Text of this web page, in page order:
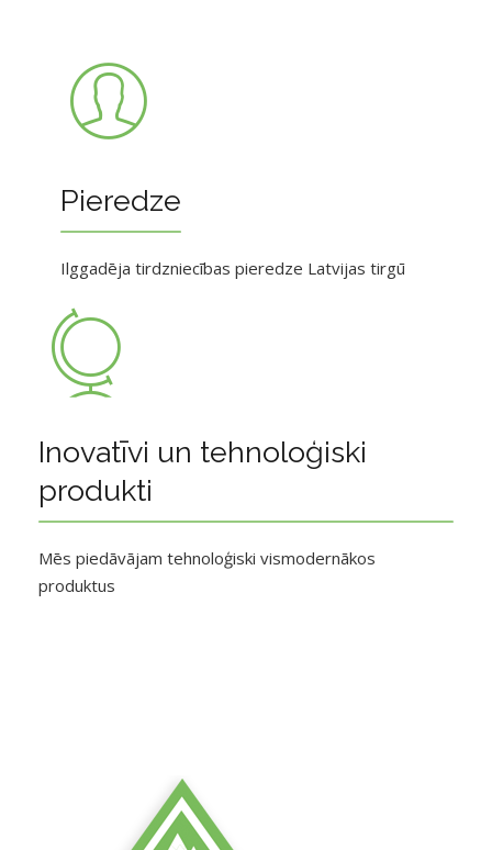
Pieredze
Ilggadēja tirdzniecības pieredze Latvijas tirgū
Inovatīvi un tehnoloģiski
produkti
Mēs piedāvājam tehnoloģiski vismodernākos
produktus